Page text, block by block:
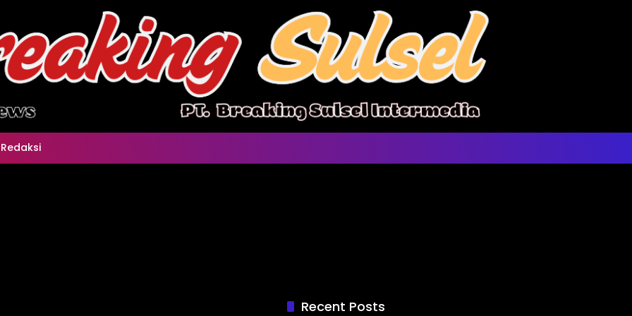
Redaksi
Recent Posts